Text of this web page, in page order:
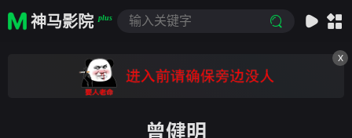
神马影院 plus
X
曾健明